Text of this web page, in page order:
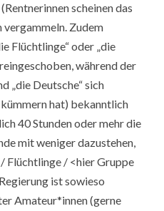
scheinen das
vergammeln. Zudem
Flüchtlinge“ oder „die
während der
„die Deutsche“ sich
hat) bekanntlich
40 Stunden oder mehr die
mit weniger dazustehen,
Flüchtlinge / <hier Gruppe
ist sowieso
Amateur*innen (gerne